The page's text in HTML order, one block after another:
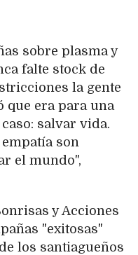
sobre plasma y
falte stock de
la gente
que era para una
salvar vida.
son
el mundo",
y Acciones
"exitosas"
los santiagueños